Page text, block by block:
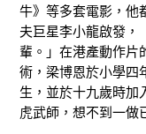
牛》等多套電影，他
夫巨星李小龍啟發，
輩。」在港產動作片
術，梁博恩於小學四
生，並於十九歲時加
虎武師，想不到一做